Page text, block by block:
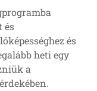
és
és
heti egy
a